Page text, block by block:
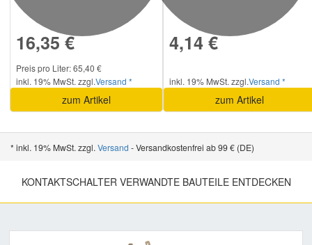
16,35 €
Preis pro Liter: 65,40 €
inkl. 19% MwSt. zzgl.Versand *
zum Artikel
4,14 €
inkl. 19% MwSt. zzgl.Versand *
zum Artikel
* inkl. 19% MwSt. zzgl.Versand - Versandkostenfrei ab 99 € (DE)
KONTAKTSCHALTER VERWANDTE BAUTEILE ENTDECKEN